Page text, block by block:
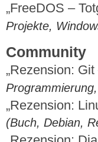
„FreeDOS –
Projekte,
Community
„Rezension:
„Rezension:
(Buch, Debian,